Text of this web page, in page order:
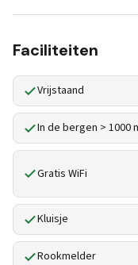
Faciliteiten
Vrijstaand
In de bergen > 1000
Gratis WiFi
Kluisje
Rookmelder